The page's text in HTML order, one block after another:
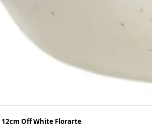
Off White Florarte